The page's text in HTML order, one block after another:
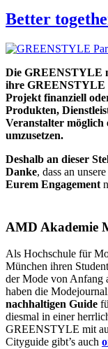
Better
Die GREENSTYLE
ihre GREENSTYLE
Projekt finanziell
Produkten,
Veranstalter möglich
umzusetzen.
Deshalb an dieser
Danke, dass an
Eurem Engagement
AMD Akademie
Als Hochschule für
München ihren
der Mode von Anfang
haben die
nachhaltigen Guide
diesmal in einer
GREENSTYLE mit
Cityguide gibt’s auch